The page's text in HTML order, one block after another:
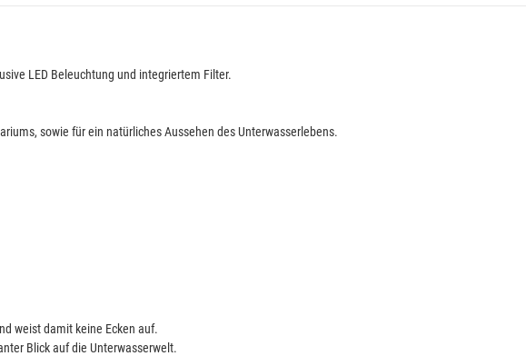
LED Beleuchtung und integriertem Filter.
sowie für ein natürliches Aussehen des Unterwasserlebens.
weist damit keine Ecken auf.
Blick auf die Unterwasserwelt.